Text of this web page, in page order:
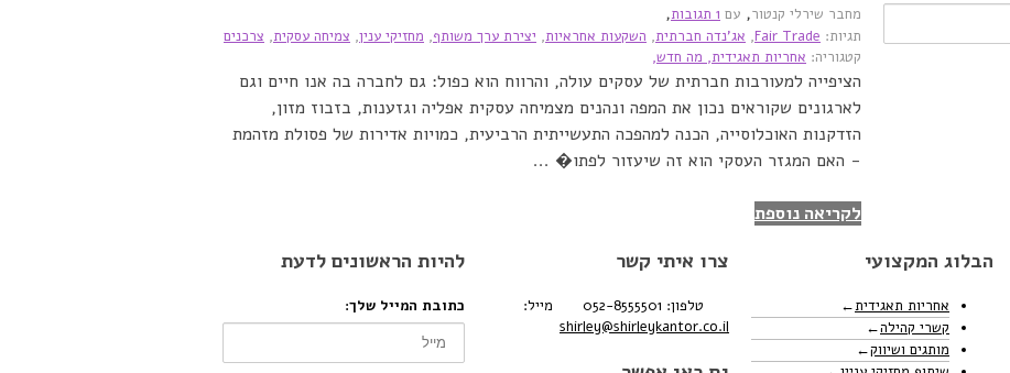
מחבר שירלי קנטור, עם 1 תגובות ,
קטגוריה: אחריות תאגידית, מה חדש,
תגיות: Fair Trade
, אג'נדה חברתית, השקעות אחראיות, יצירת ערך משותף, מחזיקי ענין, צמיחה עסקית, צרכנים
הציפייה למעורבות חברתית של עסקים עולה, והרווח הוא כפול: גם לחברה בה אנו חיים וגם
לארגונים שקוראים נכון את המפה ונהנים מצמיחה עסקית אפליה וגזענות, בזבוז מזון,
הזדקנות האוכלוסייה, הכנה למהפכה התעשייתית הרביעית, כמויות אדירות של פסולת מזהמת
- האם המגזר העסקי הוא זה שיעזור לפתו� ...
לקריאה נוספת
להיות הראשונים לדעת
כתובת המייל שלך:
צרו איתי קשר
טלפון: 052-8555501
מייל:
shirley@shirleykantor.co.il
הבלוג המקצועי
אחריות תאגידית
קשרי קהילה
מותגים ושיווק